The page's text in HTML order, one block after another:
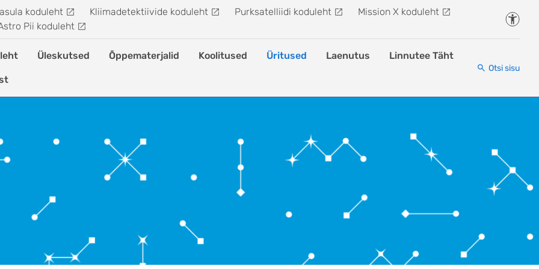
koduleht Kliimadetektiivide koduleht Purksatelliidi koduleht
Mission X koduleht
Pii koduleht
Üleskutsed Õppematerjalid Koolitused Üritused Laenutus Linnutee Täht
Otsi sisu